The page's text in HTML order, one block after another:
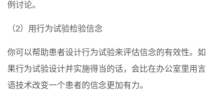
例讨论。
（2）用行为试验检验信念
你可以帮助患者设计行为试验来评估信念的有效性。如
果行为试验设计并实施得当的话，会比在办公室里用言
语技术改变一个患者的信念更加有力。